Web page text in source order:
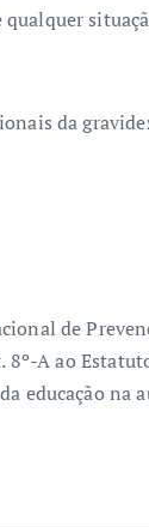
da
de
A ao
educação na